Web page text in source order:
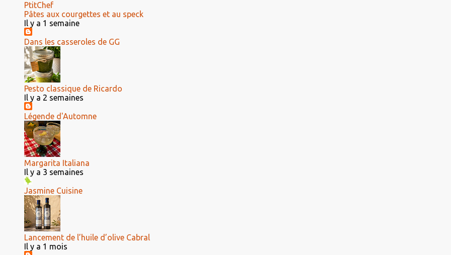
PtitChef
Pâtes aux courgettes et au speck
Il y a 1 semaine
Dans les casseroles de GG
Pesto classique de Ricardo
Il y a 2 semaines
Légende d'Automne
Margarita Italiana
Il y a 3 semaines
Jasmine Cuisine
Lancement de l’huile d’olive Cabral
Il y a 1 mois